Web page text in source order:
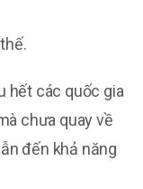
hết các quốc gia
chưa quay về
đến khả năng